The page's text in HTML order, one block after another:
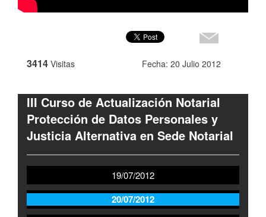
3414 Visitas Fecha: 20 Julio 2012
III Curso de Actualización Notarial
Protección de Datos Personales y
Justicia Alternativa en Sede Notarial
19/07/2012
20/07/2012